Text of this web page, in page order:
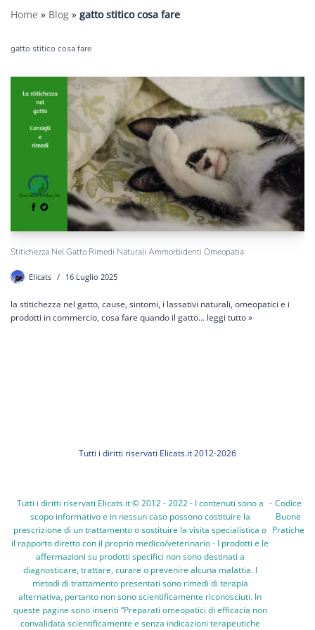
Home » Blog » gatto stitico cosa fare
gatto stitico cosa fare
Stitichezza Nel Gatto Rimedi Naturali Ammorbidenti Omeopatia
Elicats 16 Luglio 2025
la stitichezza nel gatto, cause, sintomi, i lassativi naturali, omeopatici e i
prodotti in commercio, cosa fare quando il gatto… leggi tutto »
Tutti i diritti riservati Elicats.it 2012-2026
Tutti i diritti riservati Elicats.it © 2012 - 2022 - I contenuti sono a
scopo informativo e in nessun caso possono costituire la
prescrizione di un trattamento o sostituire la visita specialistica o
il rapporto diretto con il proprio medico/veterinario - I prodotti e le
affermazioni su prodotti specifici non sono destinati a
diagnosticare, trattare, curare o prevenire alcuna malattia. I
metodi di trattamento presentati sono rimedi di terapia
alternativa, pertanto non sono scientificamente riconosciuti. In
queste pagine sono inseriti “Preparati omeopatici di efficacia non
convalidata scientificamente e senza indicazioni terapeutiche
- Codice
Buone
Pratiche